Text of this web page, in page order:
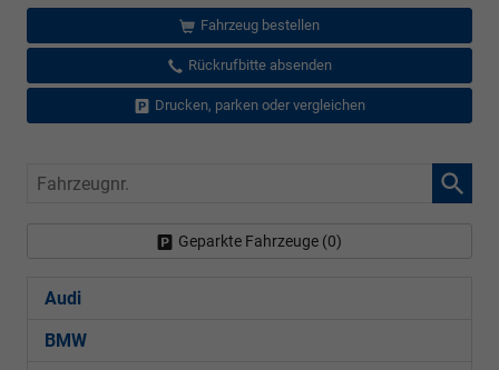
Fahrzeug bestellen
Rückrufbitte absenden
Drucken, parken oder vergleichen
Fahrzeugnr.
Geparkte Fahrzeuge (0)
Audi
BMW